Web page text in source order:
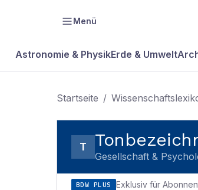
Menü
Astronomie & PhysikErde & Umwelt
Startseite /
T
Gesellschaft &
BDW PLUS Exklusiv für